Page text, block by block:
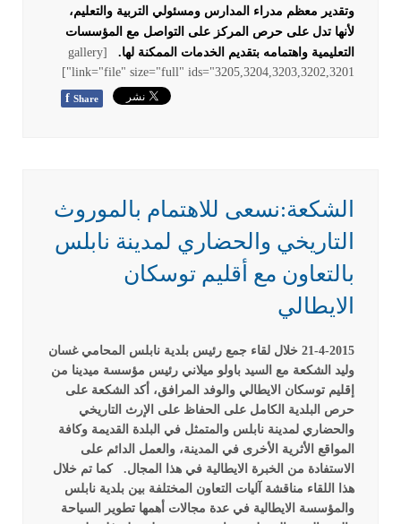
وتقدير معظم مدراء المدارس ومسئولي التربية والتعليم،
لأنها تدل على حرص المركز على التواصل مع المؤسسات
التعليمية واهتمامه بتقديم الخدمات الممكنة لها.
[gallery
link="file" size="full" ids="3205,3204,3203,3202,3201"]
f Share
الشكعة:نسعى للاهتمام بالموروث
التاريخي والحضاري لمدينة نابلس
بالتعاون مع أقليم توسكان
الايطالي
21-4-2015 خلال لقاء جمع رئيس بلدية نابلس المحامي غسان
وليد الشكعة مع السيد باولو ميلاني رئيس مؤسسة ميدينا من
إقليم توسكان الايطالي والوفد المرافق، أكد الشكعة على
حرص البلدية الكامل على الحفاظ على الإرث التاريخي
والحضاري لمدينة نابلس والمتمثل في البلدة القديمة وكافة
المواقع الأثرية الأخرى في المدينة، والعمل الدائم على
الاستفادة من الخبرة الايطالية في هذا المجال.
كما تم خلال
هذا اللقاء مناقشة آليات التعاون المختلفة بين بلدية نابلس
والمؤسسة الايطالية في عدة مجالات أهمها تطوير السياحة